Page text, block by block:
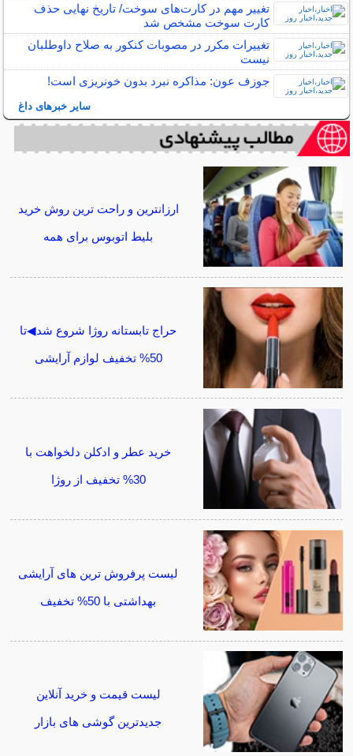
تغییر مهم در کارت‌های سوخت/ تاریخ نهایی حذف
کارت سوخت مشخص شد
تغییرات مکرر در مصوبات کنکور به صلاح داوطلبان
نیست
جوزف عون: مذاکره نبرد بدون خونریزی است!
سایر خبرهای داغ
ارزانترین و راحت ترین روش خرید
بلیط اتوبوس برای همه
حراج تابستانه روژا شروع شد◀تا
50% تخفیف لوازم آرایشی
خرید عطر و ادکلن دلخواهت با
30% تخفیف از روژا
لیست پرفروش ترین های آرایشی
بهداشتی با 50% تخفیف
لیست قیمت و خرید آنلاین
جدیدترین گوشی های بازار